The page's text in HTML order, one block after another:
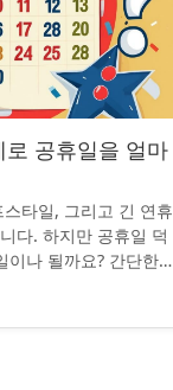
공휴일을 얼마
타일, 그리고 긴 연휴
다. 하지만 공휴일 덕
이나 될까요? 간단한
보다 명확하지 않을